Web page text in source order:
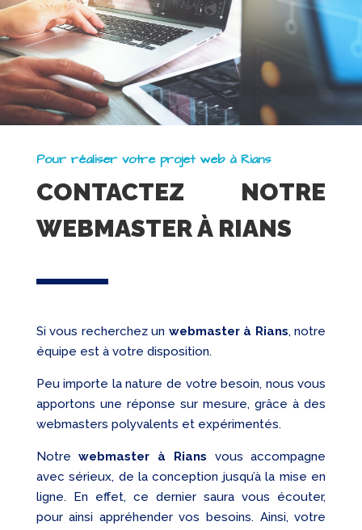
Pour réaliser votre projet web à Rians
CONTACTEZ NOTRE
WEBMASTER À RIANS
Si vous recherchez un webmaster à Rians, notre
équipe est à votre disposition.
Peu importe la nature de votre besoin, nous vous
apportons une réponse sur mesure, grâce à des
webmasters polyvalents et expérimentés.
Notrewebmaster à Rians vous accompagne
avec sérieux, de la conception jusqu’à la mise en
ligne. En effet, ce dernier saura vous écouter,
pour ainsi appréhender vos besoins. Ainsi, votre